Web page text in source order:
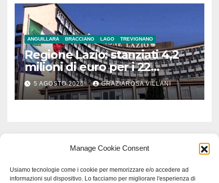
Manage Cookie Consent
Usiamo tecnologie come i cookie per memorizzare e/o accedere ad
informazioni sul dispositivo. Lo facciamo per migliorare l'esperienza di
ANGUILLARA BRACCIANO LAGO TREVIGNANO
Regione Lazio: stanziati 4,2
milioni di euro per i 22
Comuni dell’Etruria
Meridionale
5 AGOSTO 2026 GRAZIAROSA VILLANI